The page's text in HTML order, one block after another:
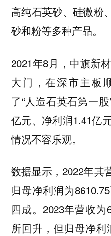
高纯石英砂、硅微粉
砂和粉等多种产品。
2021年8月，中旗新
大门，在深市主板
了“人造石英石第一
亿元、净利润1.41亿
情况不容乐观。
数据显示，2022年其
归母净利润为
四成。2023年营收
所回升，但归母净利